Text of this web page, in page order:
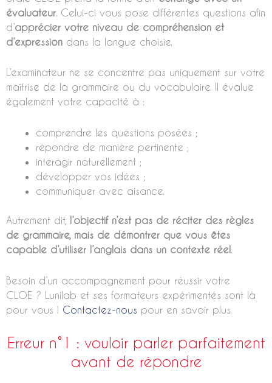
évaluateur. Celui-ci vous pose différentes questions afin
d’apprécier votre niveau de compréhension et
d’expression dans la langue choisie.
L’examinateur ne se concentre pas uniquement sur votre
maîtrise de la grammaire ou du vocabulaire. Il évalue
également votre capacité à :
comprendre les questions posées ;
répondre de manière pertinente ;
interagir naturellement ;
développer vos idées ;
communiquer avec aisance.
Autrement dit, l’objectif n’est pas de réciter des règles
de grammaire, mais de démontrer que vous êtes
capable d’utiliser l’anglais dans un contexte réel .
Besoin d’un accompagnement pour réussir votre
CLOE ? Lunilab et ses formateurs expérimentés sont là
pour vous ! Contactez-nous pour en savoir plus.
Erreur n°1 : vouloir parler parfaitement
avant de répondre